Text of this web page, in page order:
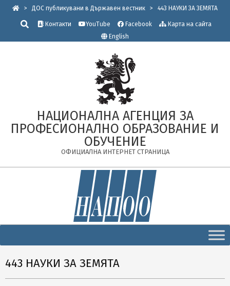
Skip
content
> ДОС публикувани в Държавен вестник >
443 НАУКИ ЗА ЗЕМЯТА
Търсене
Контакти YouTube Facebook
Карта на сайта
English
НАЦИОНАЛНА АГЕНЦИЯ ЗА
ПРОФЕСИОНАЛНО ОБРАЗОВАНИЕ И
ОБУЧЕНИЕ
ОФИЦИАЛНА ИНТЕРНЕТ СТРАНИЦА
Navigation
443 НАУКИ ЗА ЗЕМЯТА